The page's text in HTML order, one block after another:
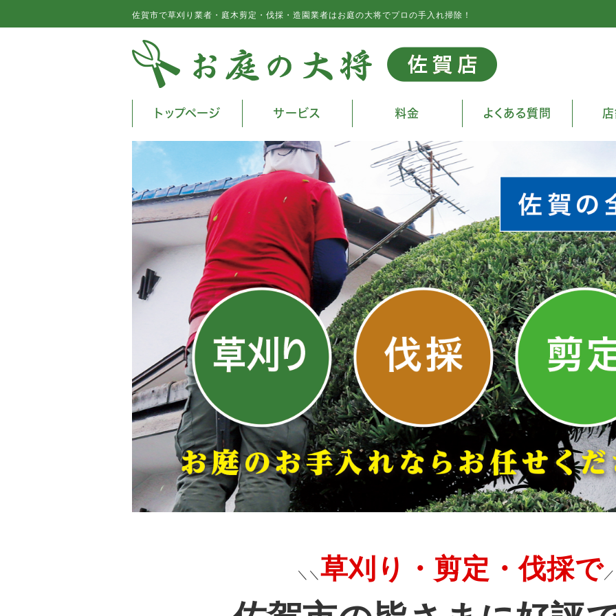
佐賀市で草刈り業者・庭木剪定・伐採・造園業者はお庭の大将でプロの手入れ掃除！
トップページ サービス 料金 よくある質問
＼＼ 草刈り・剪定・伐採で